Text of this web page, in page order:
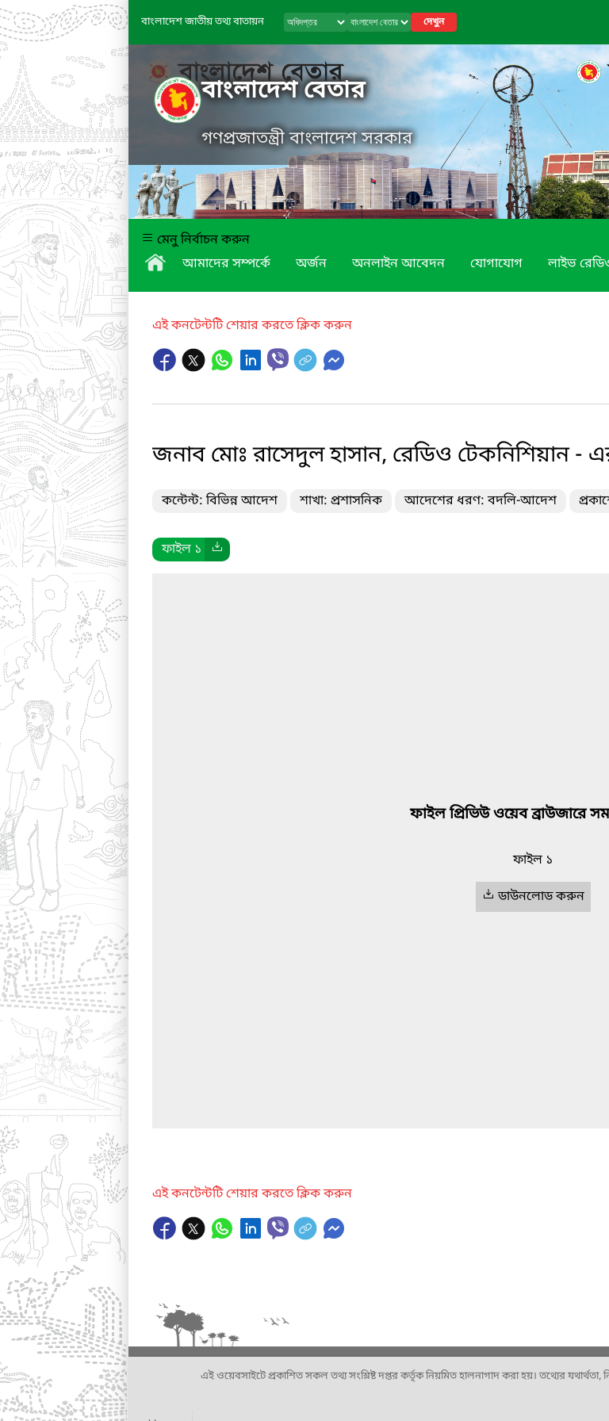
বাংলাদেশ জাতীয় তথ্য বাতায়ন দেখুন
বাংলাদেশ বেতার
গণপ্রজাতন্ত্রী বাংলাদেশ সরকার
মেনু নির্বাচন করুন
আমাদের সম্পর্কে
অর্জন অনলাইন আবেদন যোগাযোগ লাইভ
এই কনটেন্টটি শেয়ার করতে ক্লিক করুন
জনাব মোঃ রাসেদুল হাসান, রেডিও টেকনিশিয়ান -
কন্টেন্ট: বিভিন্ন আদেশ শাখা: প্রশাসনিক আদেশের ধরণ: বদলি-আদেশ
ফাইল ১
ফাইল প্রিভিউ ওয়েব ব্রাউজারে
ফাইল ১
ডাউনলোড করুন
এই কনটেন্টটি শেয়ার করতে ক্লিক করুন
এই ওয়েবসাইটে প্রকাশিত সকল তথ্য সংশ্লিষ্ট দপ্তর কর্তৃক নিয়মিত হালনাগাদ করা হয়। তথ্যের যথার্থতা,